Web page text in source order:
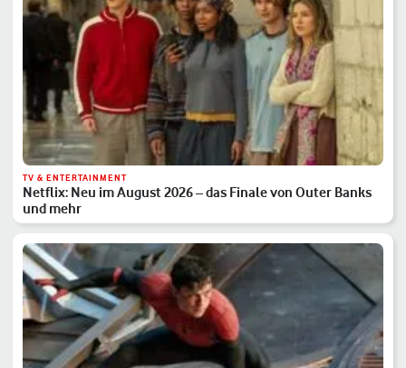
TV & ENTERTAINMENT
Netflix: Neu im August 2026 – das Finale von Outer Banks
und mehr